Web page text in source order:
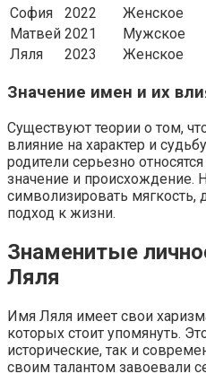
София
2022
Женское
Матвей 2021
Мужское
Ляля
2023 Женское
Значение имен и их
Существуют теории о том,
влияние на характер и
родители серьезно
значение и
символизировать мягкость,
подход к жизни.
Знаменитые
Ляля
Имя Ляля имеет свои
которых стоит упомянуть.
исторические, так и
своим талантом завоевали